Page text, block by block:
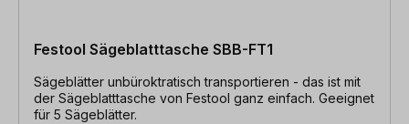
Festool Sägeblatttasche SBB-FT1
Sägeblätter unbüroktratisch transportieren - das ist mit
der Sägeblatttasche von Festool ganz einfach. Geeignet
für 5 Sägeblätter.